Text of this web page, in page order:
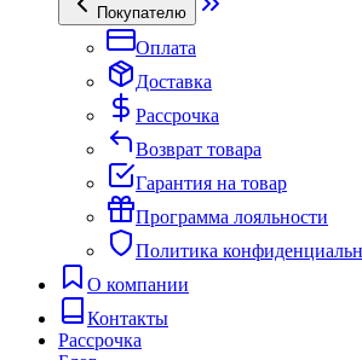
Покупателю
Оплата
Доставка
Рассрочка
Возврат товара
Гарантия на товар
Программа лояльности
Политика
О компании
Контакты
Рассрочка